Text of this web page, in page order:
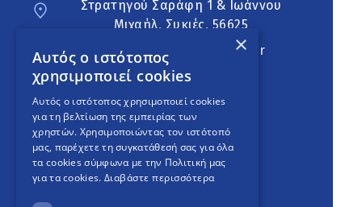
Στρατηγού Σαράφη 1 & Ιωάννου
Μιχαήλ, Συκιές, 56625
neapoli.sykies@ddt.gov.gr
Ακολουθήστε
English Version
An project
×
Αυτός ο ιστότοπος
χρησιμοποιεί cookies
Αυτός ο ιστότοπος χρησιμοποιεί cookies
για τη βελτίωση της εμπειρίας των
χρηστών. Χρησιμοποιώντας τον ιστότοπό
μας, παρέχετε τη συγκατάθεσή σας για όλα
τα cookies σύμφωνα με την Πολιτική μας
για τα cookies. Διαβάστε περισσότερα